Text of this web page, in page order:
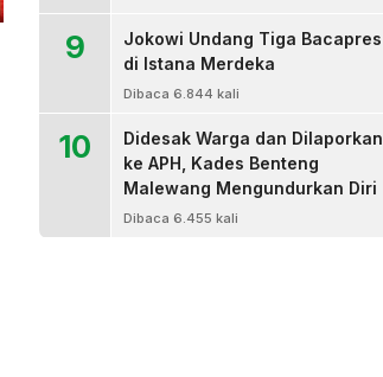
9
Jokowi Undang Tiga Bacapres
di Istana Merdeka
Dibaca 6.844 kali
10
Didesak Warga dan Dilaporkan
ke APH, Kades Benteng
Malewang Mengundurkan Diri
Dibaca 6.455 kali